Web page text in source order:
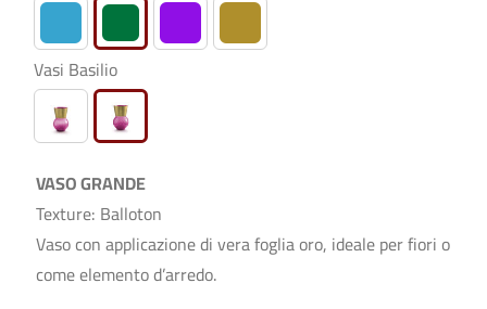
Vasi Basilio
VASO GRANDE
Texture: Balloton
Vaso con applicazione di vera foglia oro, ideale per fiori o
come elemento d’arredo.